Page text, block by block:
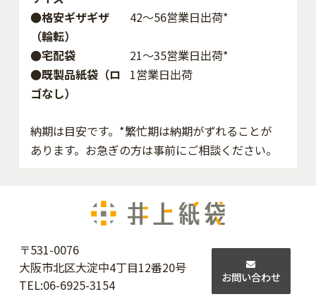
●格安ギザギザ
（輪転）
42〜56営業日出荷*
●宅配袋
21～35営業日出荷*
●既製品紙袋（ロ
ゴなし）
1営業日出荷
納期は目安です。*繁忙期は納期がずれることが
あります。お急ぎの方は事前にご相談ください。
〒531-0076
大阪市北区大淀中4丁目12番20号
TEL:06-6925-3154
お問い合わせ